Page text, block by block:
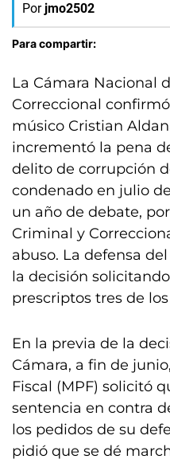
Por jmo2502
Para compartir:
La Cámara Nacional
Correccional
músico Cristian
incrementó la pena
delito de corrupción
condenado en julio
un año de debate,
Criminal y
abuso. La defensa
la decisión
prescriptos tres de
En la previa de la
Cámara, a fin de
Fiscal (MPF) solicitó
sentencia en contra
los pedidos de su
pidió que se dé